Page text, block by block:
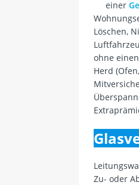
einer
Löschen,
ohne
Herd
Zu- oder